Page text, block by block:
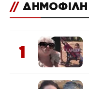
// ΔΗΜΟΦΙΛΗ
1